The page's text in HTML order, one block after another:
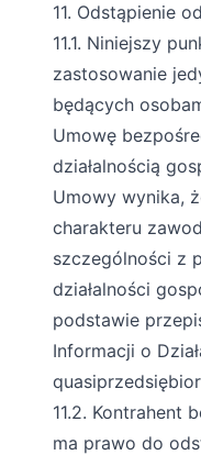
11. Odstąpienie
11.1. Niniejszy
zastosowanie
będących
Umowę
działalnością
Umowy wynika,
charakteru
szczególności z
działalności
podstawie
Informacji o
11.2. Kontrahent
ma prawo do